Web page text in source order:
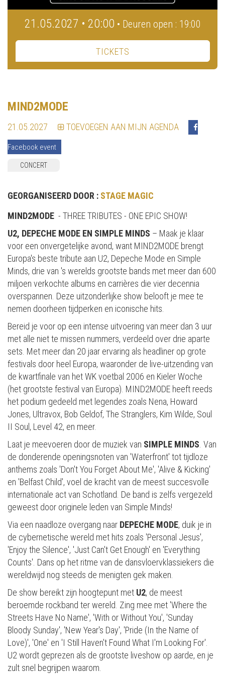
21.05.2027 • 20:00 • Deuren open : 19:00
TICKETS
MIND2MODE
21.05.2027 TOEVOEGEN AAN MIJN AGENDA
Facebook event
CONCERT
GEORGANISEERD DOOR : STAGE MAGIC
MIND2MODE - THREE TRIBUTES - ONE EPIC SHOW!
U2, DEPECHE MODE EN SIMPLE MINDS – Maak je klaar
voor een onvergetelijke avond, want MIND2MODE brengt
Europa's beste tribute aan U2, Depeche Mode en Simple
Minds, drie van 's werelds grootste bands met meer dan 600
miljoen verkochte albums en carrières die vier decennia
overspannen. Deze uitzonderlijke show belooft je mee te
nemen doorheen tijdperken en iconische hits.
Bereid je voor op een intense uitvoering van meer dan 3 uur
met alle niet te missen nummers, verdeeld over drie aparte
sets. Met meer dan 20 jaar ervaring als headliner op grote
festivals door heel Europa, waaronder de live-uitzending van
de kwartfinale van het WK voetbal 2006 en Kieler Woche
(het grootste festival van Europa). MIND2MODE heeft reeds
het podium gedeeld met legendes zoals Nena, Howard
Jones, Ultravox, Bob Geldof, The Stranglers, Kim Wilde, Soul
II Soul, Level 42, en meer.
Laat je meevoeren door de muziek van SIMPLE MINDS . Van
de donderende openingsnoten van 'Waterfront' tot tijdloze
anthems zoals 'Don't You Forget About Me', 'Alive & Kicking'
en 'Belfast Child', voel de kracht van de meest succesvolle
internationale act van Schotland. De band is zelfs vergezeld
geweest door originele leden van Simple Minds!
Via een naadloze overgang naar DEPECHE MODE, duik je in
de cybernetische wereld met hits zoals 'Personal Jesus',
'Enjoy the Silence', 'Just Can't Get Enough' en 'Everything
Counts'. Dans op het ritme van de dansvloervklassiekers die
wereldwijd nog steeds de menigten gek maken.
De show bereikt zijn hoogtepunt met U2, de meest
beroemde rockband ter wereld. Zing mee met 'Where the
Streets Have No Name', 'With or Without You', 'Sunday
Bloody Sunday', 'New Year's Day', 'Pride (In the Name of
Love)', 'One' en 'I Still Haven't Found What I'm Looking For'.
U2 wordt geprezen als de grootste liveshow op aarde, en je
zult snel begrijpen waarom.